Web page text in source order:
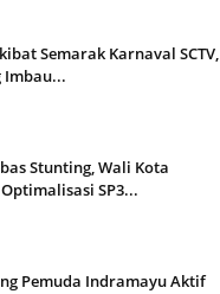
Semarak Karnaval SCTV,
Imbau...
Stunting, Wali Kota
SP3...
Pemuda Indramayu Aktif